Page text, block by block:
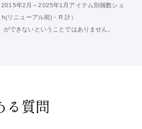
年2月～2025年1月アイテム別個数シェ
リニューアル前)・R 計）
できないということではありません。
る質問